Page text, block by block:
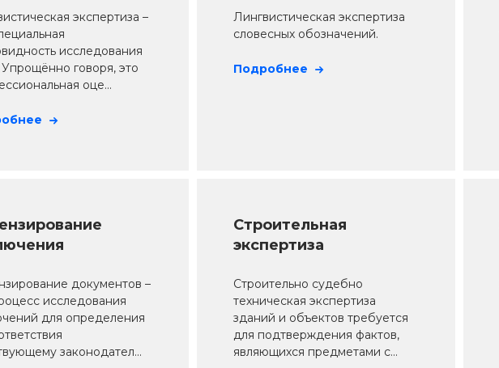
экспертиза –
исследования
говоря, это
оце...
Лингвистическая экспертиза
словесных обозначений.
Подробнее
документов –
исследования
для определения
законодател...
Строительная
экспертиза
Строительно судебно
техническая экспертиза
зданий и объектов требуется
для подтверждения фактов,
являющихся предметами с...